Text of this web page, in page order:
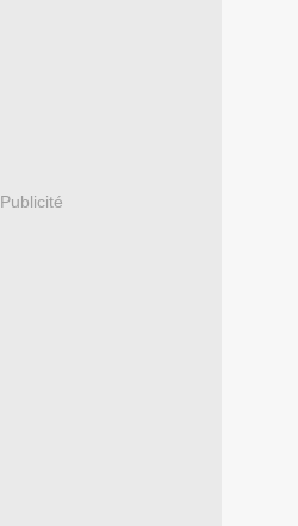
Publicité